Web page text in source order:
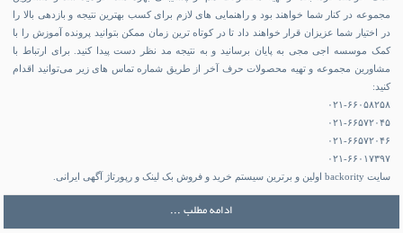
مجموعه در کنار شما خواهند بود و راهنمایی های لازم برای کسب بهترین نتیجه و بازدهی بالا را
در اختیار شما عزیزان قرار خواهند داد تا در کوتاه ترین زمان ممکن بتوانید پرونده آموزش را با
کمک موسسه اجی مجی به پایان برسانید و به نتیجه مد نظر دست پیدا کنید. برای ارتباط با
مشاورین مجموعه و تهیه محصولات حرف آخر از طریق شماره تماس های زیر می‌توانید اقدام
کنید:
۰۲۱-۶۶۰۵۸۲۵۸
۰۲۱-۶۶۵۷۲۰۴۵
۰۲۱-۶۶۵۷۲۰۴۶
۰۲۱-۶۶۰۱۷۳۹۷
سایت backority اولین و برترین سیستم خرید و فروش بک لینک و رپورتاژ آگهی ایرانی.
ادامه مطلب ...